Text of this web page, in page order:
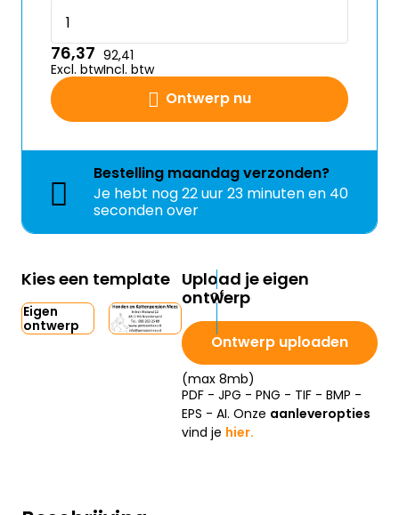
Ontwerp nu
76,37
Excl. btw
92,41
Incl. btw
Bestelling maandagverzonden?
Je hebt nog22 uur 23 minuten en 39
seconden over
Kies een template
Eigen
ontwerp
Upload je eigen
ontwerp
Ontwerp uploaden
(max 8mb)
PDF - JPG - PNG - TIF - BMP -
EPS - AI. Onze aanleveropties
vind je hier.